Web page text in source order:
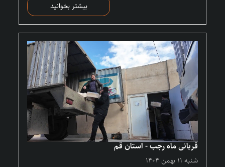
بیشتر بخوانید
قربانی ماه رجب - استان قم
شنبه ۱۱ بهمن ۱۴۰۴